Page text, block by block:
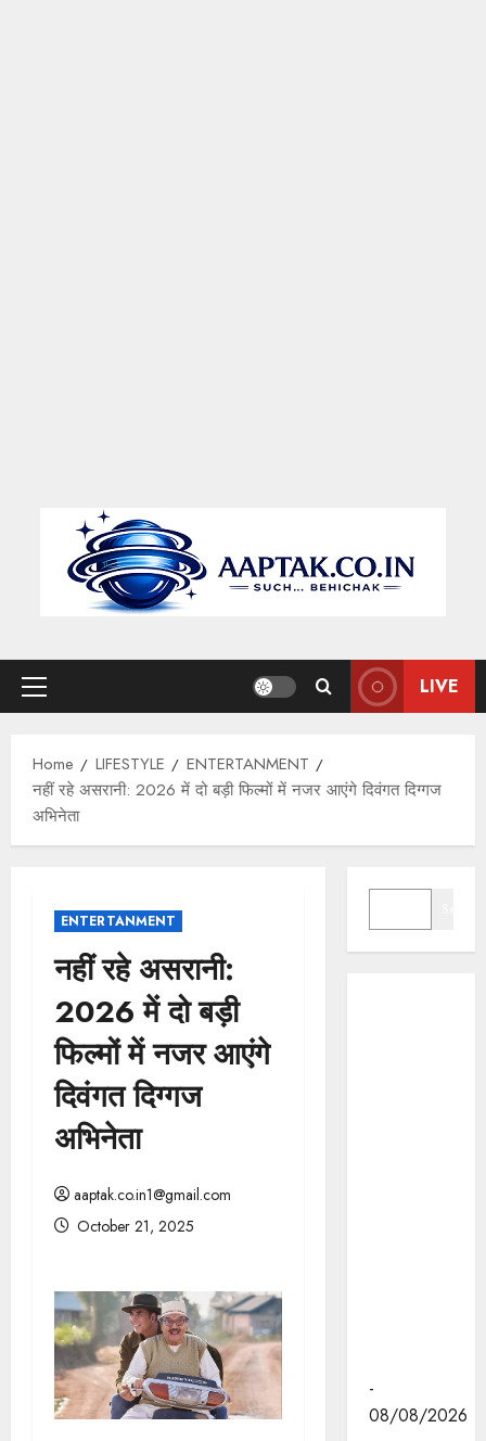
Primary
LIVE
Home LIFESTYLE
ENTERTANMENT
नहीं रहे असरानी: 2026 में दो बड़ी फिल्मों में नजर आएंगे दिवंगत दिग्गज
अभिनेता
ENTERTANMENT
नहीं रहे असरानी:
2026 में दो बड़ी
फिल्मों में नजर आएंगे
दिवंगत दिग्गज
अभिनेता
aaptak.co.in1@gmail.com
October 21, 2025
-
08/08/2026